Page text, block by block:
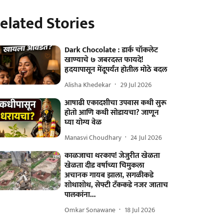
Stories
Dark Chocolate : डार्क चॉकलेट
खाण्याचे ७ जबरदस्त फायदे!
हृदयापासून मेंदूपर्यंत होतील मोठे बदल
Alisha Khedekar 29 Jul 2026
आषाढी एकादशीचा उपवास कधी सुरू
होतो आणि कधी सोडायचा? जाणून
घ्या योग्य वेळ
Manasvi Choudhary 24 Jul 2026
काळजाचा थरकाप! जेजुरीत खेळता
खेळता दीड वर्षाच्या चिमुकला
अचानक गायब झाला, सगळीकडे
शोधाशोध, सेफ्टी टँककडे नजर जाताच
पालकांना...
Omkar Sonawane 18 Jul 2026